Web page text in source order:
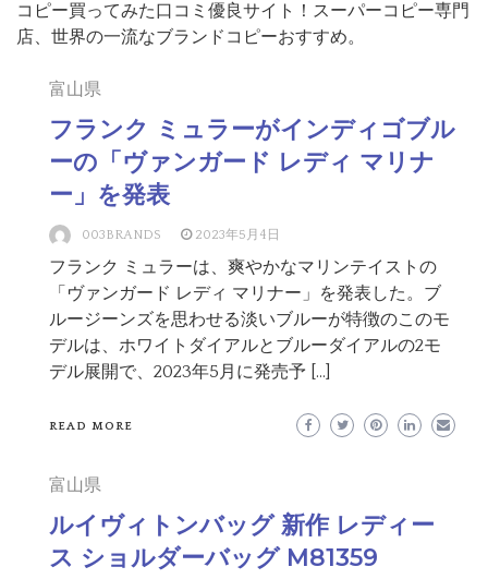
コピー買ってみた口コミ優良サイト！スーパーコピー専門
店、世界の一流なブランドコピーおすすめ。
富山県
フランク ミュラーがインディゴブル
ーの「ヴァンガード レディ マリナ
ー」を発表
003BRANDS 2023年5月4日
フランク ミュラーは、爽やかなマリンテイストの
「ヴァンガード レディ マリナー」を発表した。ブ
ルージーンズを思わせる淡いブルーが特徴のこのモ
デルは、ホワイトダイアルとブルーダイアルの2モ
デル展開で、2023年5月に発売予 […]
READ MORE
富山県
ルイヴィトンバッグ 新作 レディー
ス ショルダーバッグ M81359